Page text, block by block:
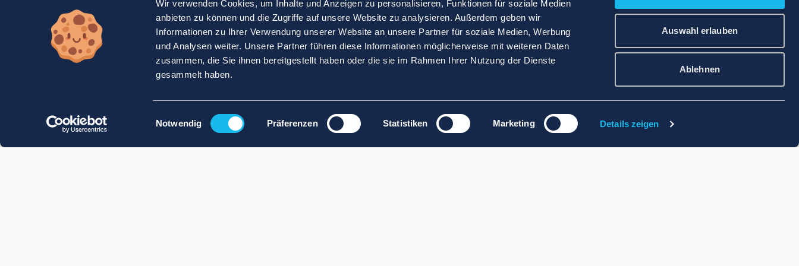
Wir verwenden Cookies, um Inhalte und Anzeigen zu personalisieren, Funktionen für soziale Medien
anbieten zu können und die Zugriffe auf unsere Website zu analysieren. Außerdem geben wir
Informationen zu Ihrer Verwendung unserer Website an unsere Partner für soziale Medien, Werbung
und Analysen weiter. Unsere Partner führen diese Informationen möglicherweise mit weiteren Daten
zusammen, die Sie ihnen bereitgestellt haben oder die sie im Rahmen Ihrer Nutzung der Dienste
gesammelt haben.
Einwilligungsauswahl
Notwendig Präferenzen Statistiken Marketing Details zeigen
Auswahl erlauben
Ablehnen